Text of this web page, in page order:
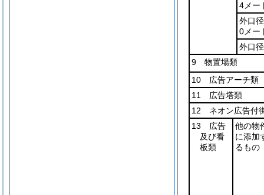
4メー
外口
0メー
外口
9 物置場類
10 広告アーチ類
11 広告塔類
12 ネオン広告付
13 広告
及び看
板類
他の物
に添加
るもの